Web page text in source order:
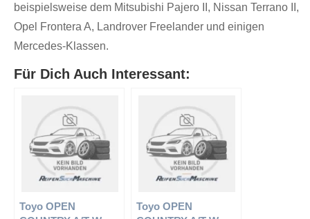
beispielsweise dem Mitsubishi Pajero II, Nissan Terrano II,
Opel Frontera A, Landrover Freelander und einigen
Mercedes-Klassen.
Für Dich Auch Interessant:
Toyo OPEN
Toyo OPEN